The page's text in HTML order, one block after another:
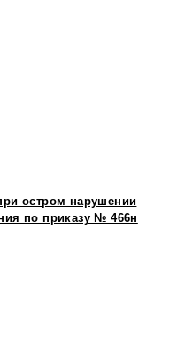
остром нарушении
по приказу № 466н